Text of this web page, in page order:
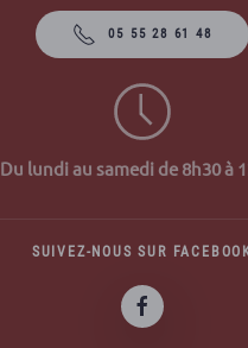
05 55 28 61 48
Du lundi au samedi de 8h30 à
SUIVEZ-NOUS SUR